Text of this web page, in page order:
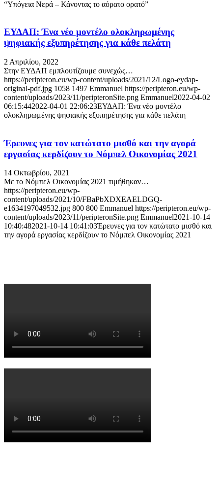
“Υπόγεια Νερά – Κάνοντας το αόρατο ορατό”
ΕΥΔΑΠ: Ένα νέο μοντέλο ολοκληρωμένης
ψηφιακής εξυπηρέτησης για κάθε πελάτη
2 Απριλίου, 2022
Στην ΕΥΔΑΠ εμπλουτίζουμε συνεχώς…
https://peripteron.eu/wp-content/uploads/2021/12/Logo-eydap-
original-pdf.jpg 1058 1497 Emmanuel https://peripteron.eu/wp-
content/uploads/2023/11/peripteronSite.png Emmanuel2022-04-02
06:15:442022-04-01 22:06:23ΕΥΔΑΠ: Ένα νέο μοντέλο
ολοκληρωμένης ψηφιακής εξυπηρέτησης για κάθε πελάτη
Έρευνες για τον κατώτατο μισθό και την αγορά
εργασίας κερδίζουν το Νόμπελ Οικονομίας 2021
14 Οκτωβρίου, 2021
Με το Νόμπελ Οικονομίας 2021 τιμήθηκαν…
https://peripteron.eu/wp-
content/uploads/2021/10/FBaPbXDXEAELDGQ-
e1634197049532.jpg 800 800 Emmanuel https://peripteron.eu/wp-
content/uploads/2023/11/peripteronSite.png Emmanuel2021-10-14
10:40:482021-10-14 10:41:03Έρευνες για τον κατώτατο μισθό και
την αγορά εργασίας κερδίζουν το Νόμπελ Οικονομίας 2021